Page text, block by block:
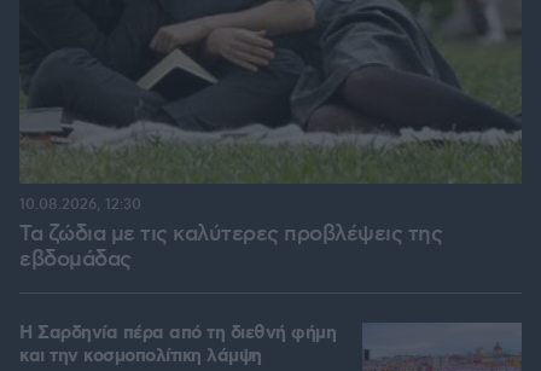
Τα ζώδια με τις καλύτερες προβλέψεις της
εβδομάδας
10.08.2026, 12:30
Η Σαρδηνία πέρα από τη διεθνή φήμη
και την κοσμοπολίτικη λάμψη